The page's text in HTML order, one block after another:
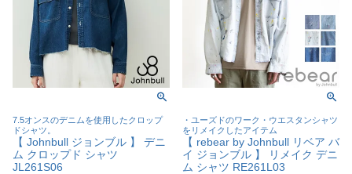
7.5オンスのデニムを使用したクロップ
ドシャツ。
【 Johnbull ジョンブル 】 デニ
ム クロップド シャツ
JL261S06
・ユーズドのワーク・ウエスタンシャツ
をリメイクしたアイテム
【 rebear by Johnbull リベア バ
イ ジョンブル 】 リメイク デニ
ム シャツ RE261L03